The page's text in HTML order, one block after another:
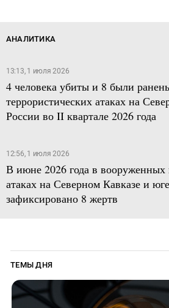
АНАЛИТИКА
13:13, 1 июля 2026
4 человека убиты и 8 были
террористических атаках на
России во II квартале 2026 года
12:56, 1 июля 2026
В июне 2026 года в вооруженных
атаках на Северном Кавказе и
зафиксировано 8 жертв
ТЕМЫ ДНЯ